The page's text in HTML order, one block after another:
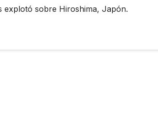
explotó sobre Hiroshima, Japón.